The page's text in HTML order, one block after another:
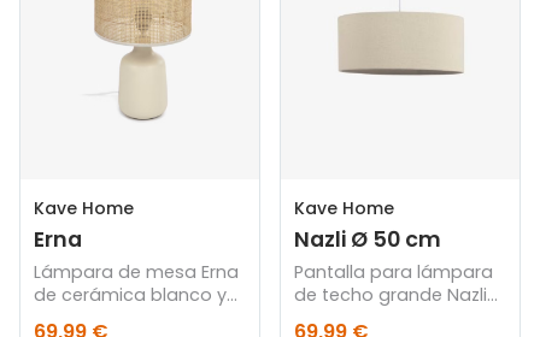
Kave Home
Erna
Lámpara de mesa Erna
de cerámica blanco y
69,99 €
Kave Home
Nazli Ø 50 cm
Pantalla para lámpara
de techo grande Nazli
69,99 €